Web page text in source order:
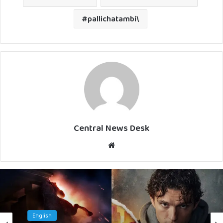
pallichatambi\
Central News Desk
Malayalam